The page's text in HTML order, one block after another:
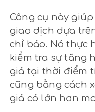
Công cụ này
giao dịch dựa
chỉ báo. Nó thực
kiểm tra sự tăng
giá tại thời điểm
cũng bằng cách
giá có lớn hơn